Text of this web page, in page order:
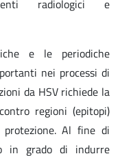
radiologici e
e le periodiche
nei processi di
da HSV richiede la
regioni (epitopi)
Al fine di
in grado di indurre